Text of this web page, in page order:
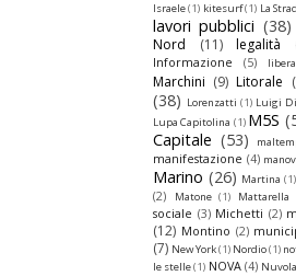
Israele(1) kitesurf(1) La
lavori pubblici (38)
Nord
(11) legalità
Informazione
(5)
Marchini (9) Litorale
(38) Lorenzatti (1) Luigi
Lupa Capitolina (1) M5S
Capitale (53)
manifestazione (4)
Marino (26) Martina (1)
(2)
Matone (1) Mattarella
sociale (3) Michetti (2)
(12) Montino (2)
(7) New York(1) Nordio(1)
le stelle(1) NOVA (4)